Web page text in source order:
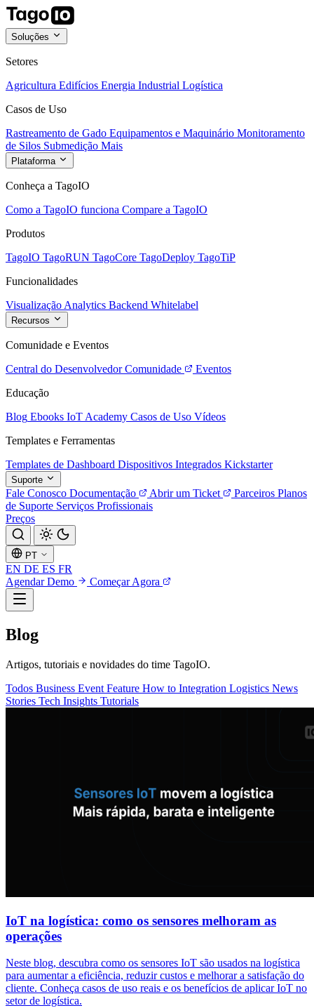
Soluções
Setores
Agricultura Edifícios Energia Industrial Logística
Casos de Uso
Rastreamento de Gado Equipamentos e Maquinário Monitoramento
de Silos Submedição Mais
Plataforma
Conheça a TagoIO
Como a TagoIO funciona Compare a TagoIO
Produtos
TagoIO TagoRUN TagoCore TagoDeploy TagoTiP
Funcionalidades
Visualização Analytics Backend Whitelabel
Recursos
Comunidade e Eventos
Central do Desenvolvedor Comunidade
Eventos
Educação
Blog Ebooks IoT Academy Casos de Uso Vídeos
Templates e Ferramentas
Templates de Dashboard Dispositivos Integrados Kickstarter
Suporte
Fale Conosco Documentação Abrir um Ticket Parceiros Planos
de Suporte Serviços Profissionais
Preços
PT
EN DE ES FR
Agendar Demo
Começar Agora
Blog
Artigos, tutoriais e novidades do time TagoIO.
Todos Business Event Feature How to Integration Logistics News
Stories Tech Insights Tutorials
IoT na logística: como os sensores melhoram as
operações
Neste blog, descubra como os sensores IoT são usados na logística
para aumentar a eficiência, reduzir custos e melhorar a satisfação do
cliente. Conheça casos de uso reais e os benefícios de aplicar IoT no
setor de logística.